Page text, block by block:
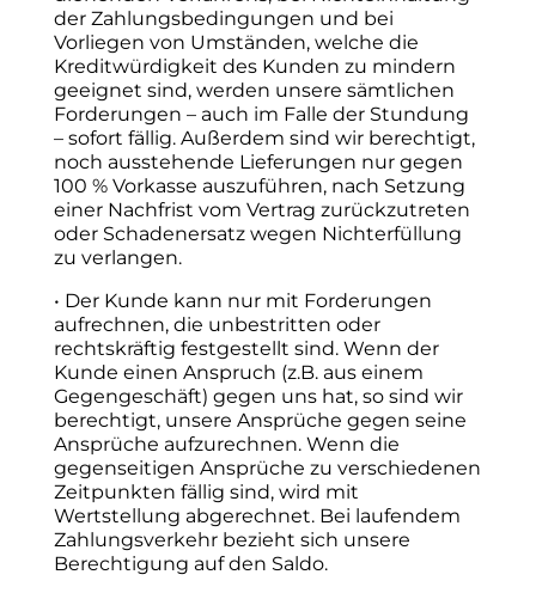
der Zahlungsbedingungen und bei
Vorliegen von Umständen, welche die
Kreditwürdigkeit des Kunden zu mindern
geeignet sind, werden unsere sämtlichen
Forderungen – auch im Falle der Stundung
– sofort fällig. Außerdem sind wir berechtigt,
noch ausstehende Lieferungen nur gegen
100 % Vorkasse auszuführen, nach Setzung
einer Nachfrist vom Vertrag zurückzutreten
oder Schadenersatz wegen Nichterfüllung
zu verlangen.
• Der Kunde kann nur mit Forderungen
aufrechnen, die unbestritten oder
rechtskräftig festgestellt sind. Wenn der
Kunde einen Anspruch (z.B. aus einem
Gegengeschäft) gegen uns hat, so sind wir
berechtigt, unsere Ansprüche gegen seine
Ansprüche aufzurechnen. Wenn die
gegenseitigen Ansprüche zu verschiedenen
Zeitpunkten fällig sind, wird mit
Wertstellung abgerechnet. Bei laufendem
Zahlungsverkehr bezieht sich unsere
Berechtigung auf den Saldo.